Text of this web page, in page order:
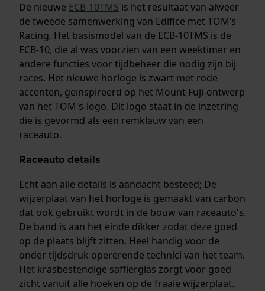
De nieuwe ECB-10TMS is het resultaat van alweer
de tweede samenwerking van Edifice met TOM’s
Racing. Het basismodel van de ECB-10TMS is de
ECB-10, die al was voorzien van een weektimer en
andere functies voor tijdbeheer die nodig zijn bij
races. Het nieuwe horloge is zwart met rode
accenten, geïnspireerd op het Mount Fuji-ontwerp
van het TOM's-logo. Dit logo staat in de inzetring
die is gevormd als een ​​remklauw van een
raceauto.
Raceauto details
Echt aan alle details is aandacht besteed; De
wijzerplaat van het horloge is gemaakt van carbon
dat ook gebruikt wordt in de bouw van raceauto's.
De band is aan het einde dikker zodat deze goed
op de plaats blijft zitten. Heel handig voor de
onder tijdsdruk opererende technici van het team.
Het krasbestendige saffierglas zorgt voor goed
zicht vanuit alle hoeken op de fraaie wijzerplaat.